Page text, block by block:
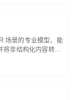
场景的专业模型，能
将非结构化内容转换